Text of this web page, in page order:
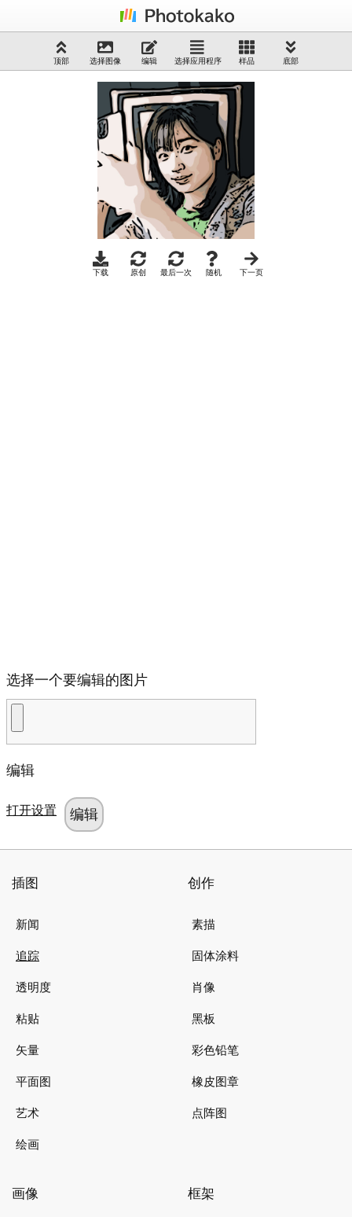
顶部 选择图像 编辑 选择应用程序 样品 底部
下载 原创 最后一次 随机 下一页
选择一个要编辑的图片
编辑
打开设置
插图
新闻
追踪
透明度
粘贴
矢量
平面图
艺术
绘画
创作
素描
固体涂料
肖像
黑板
彩色铅笔
橡皮图章
点阵图
画像 框架